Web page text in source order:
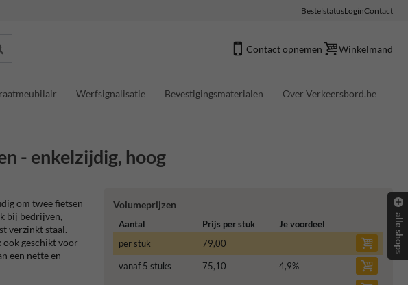
BestelstatusLoginContact
Contact opnemen Winkelmand
Werfsignalisatie Bevestigingsmaterialen Over Verkeersbord.be
- enkelzijdig, hoog
Volumeprijzen
Aantal Prijs per stuk
Je voordeel
per stuk
79,00
vanaf 5 stuks 75,10 4,9%
om twee fietsen
bij bedrijven,
verzinkt staal.
ook geschikt voor
een nette en
alle shops